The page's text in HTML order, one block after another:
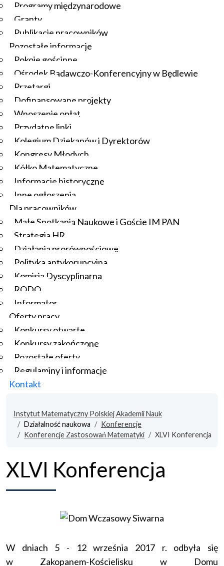
Programy międzynarodowe
Granty
Publikacje pracowników
Pozostałe informacje
Pokoje gościnne
Ośrodek Badawczo-Konferencyjny w Będlewie
Przetargi
Dofinansowane projekty
Wnoszenie opłat
Przydatne linki
Kolegium Dziekanów i Dyrektorów
Kongresy Młodych
Kółko Matematyczne
Informacje historyczne
Inne ogłoszenia
Dla pracowników
Małe Spotkania Naukowe i Goście IM PAN
Strategia HR
Działania prorównościowe
Polityka antykorupcyjna
Komisja Dyscyplinarna
RODO
Informator
Oferty pracy
Konkursy otwarte
Konkursy zakończone
Pozostałe oferty
Regulaminy i informacje
Kontakt
Instytut Matematyczny Polskiej Akademii Nauk
Działalność naukowa
Konferencje
Konferencje Zastosowań Matematyki
XLVI Konferencja
XLVI Konferencja
W dniach 5 - 12 września 2017 r. odbyła się
w Zakopanem-Kościelisku w Domu